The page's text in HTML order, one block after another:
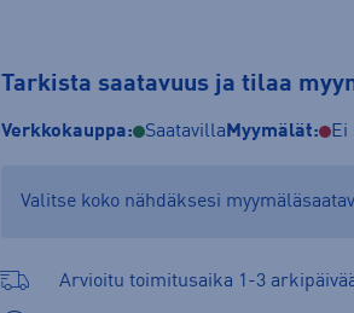
Tarkista saatavuus ja tilaa
Verkkokauppa: Saatavilla Myymälät: Ei
Valitse koko nähdäksesi
Arvioitu toimitusaika 1-3